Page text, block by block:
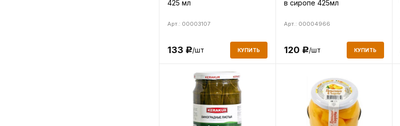
425 мл
Арт.: 00003107
133 Р/шт КУПИТЬ
в сиропе 425мл
Арт.: 00004966
120 Р/шт КУПИТЬ